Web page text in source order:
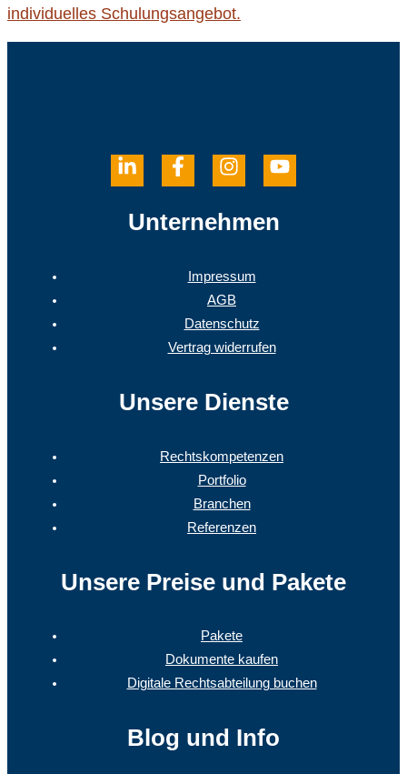
individuelles Schulungsangebot.
Unternehmen
Impressum
AGB
Datenschutz
Vertrag widerrufen
Unsere Dienste
Rechtskompetenzen
Portfolio
Branchen
Referenzen
Unsere Preise und Pakete
Pakete
Dokumente kaufen
Digitale Rechtsabteilung buchen
Blog und Info